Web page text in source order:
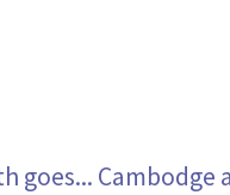
goes... Cambodge